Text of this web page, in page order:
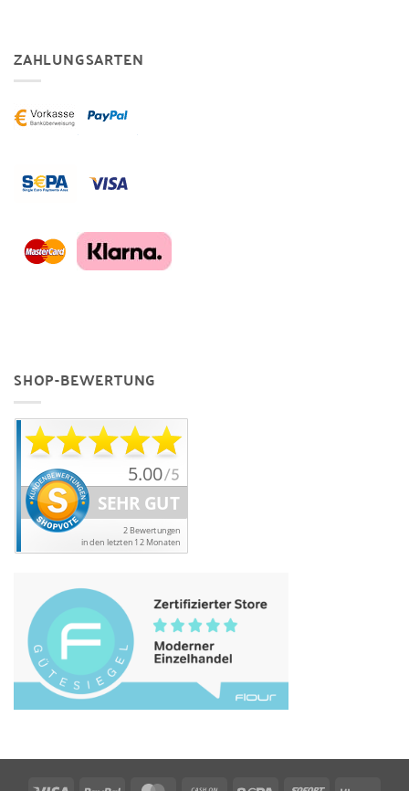
ZAHLUNGSARTEN
SHOP-BEWERTUNG